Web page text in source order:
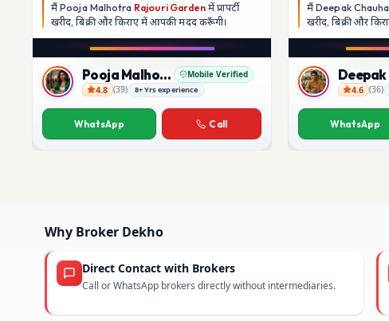
मैंPooja Malhotra Rajouri Garden में प्रापर्टी
खरीद, बिक्री और किराए में आपकी मदद करूँगी।
Pooja Malhotra
Pooja Malhotra Mobile Verified
4.8 (39) 8+ Yrs experience
WhatsApp Call
मैंDeepak
खरीद, बिक्री और
Deepak
4.6 (36)
WhatsApp
Why Broker Dekho
Direct Contact with Brokers
Call or WhatsApp brokers directly without intermediaries.